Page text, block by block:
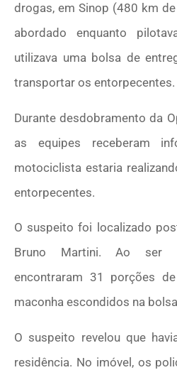
drogas, em Sinop (480 km
abordado enquanto
utilizava uma bolsa de
transportar os entorpecentes.
Durante desdobramento da
as equipes receberam
motociclista estaria
entorpecentes.
O suspeito foi localizado
Bruno Martini. Ao ser
encontraram 31 porções
maconha escondidos na
O suspeito revelou que
residência. No imóvel, os